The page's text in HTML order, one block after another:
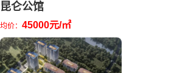
昆仑公馆
均价： 45000元/㎡